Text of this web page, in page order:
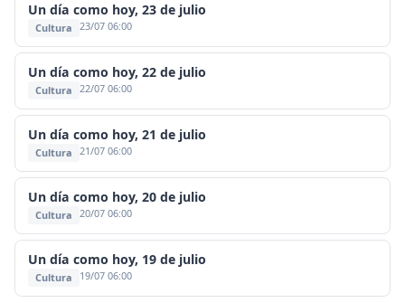
Un día como hoy, 23 de julio
Cultura 23/07 06:00
Un día como hoy, 22 de julio
Cultura 22/07 06:00
Un día como hoy, 21 de julio
Cultura 21/07 06:00
Un día como hoy, 20 de julio
Cultura 20/07 06:00
Un día como hoy, 19 de julio
Cultura 19/07 06:00